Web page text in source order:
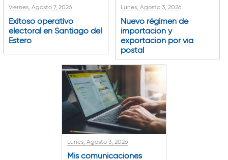
Viernes, Agosto 7, 2026
Exitoso operativo
electoral en Santiago del
Estero
Lunes, Agosto 3, 2026
Nuevo régimen de
importación y
exportación por vía
postal
Lunes, Agosto 3, 2026
Mis comunicaciones